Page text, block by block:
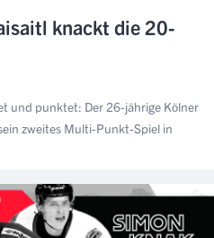
knackt die 20-
und punktet: Der 26-jährige Kölner
zweites Multi-Punkt-Spiel in